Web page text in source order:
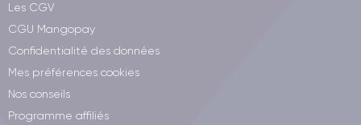
Les CGV
CGU Mangopay
Confidentialité des données
Mes préférences cookies
Nos conseils
Programme affiliés